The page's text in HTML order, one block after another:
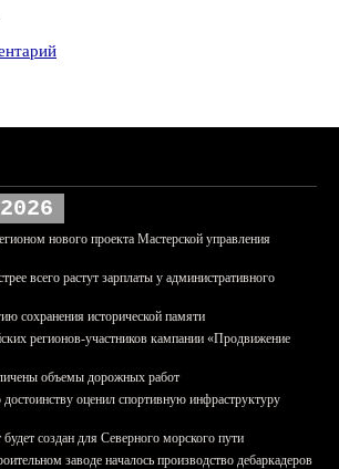
нового проекта Мастерской управления
всего растут зарплаты у административного
сохранения исторической памяти
регионов-участников кампании «Продвижение
объемы дорожных работ
оценил спортивную инфраструктуру
создан для Северного морского пути
заводе началось производство дебаркадеров